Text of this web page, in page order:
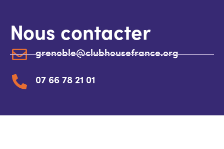
Nous contacter
grenoble@clubhousefrance.org
07 66 78 21 01